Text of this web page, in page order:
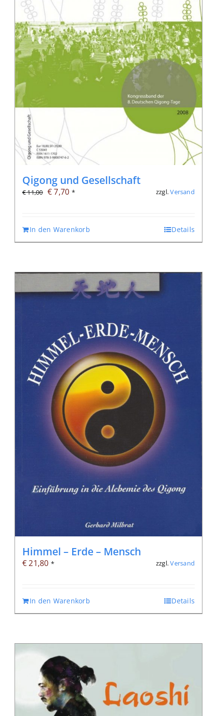
Qigong und Gesellschaft
€11,00 Ursprünglicher
€ 11,00
€7,70Aktueller
€ 7,70.
* zzgl.Versand
In den Warenkorb Details
Himmel – Erde – Mensch
€21,80 * zzgl.Versand
In den Warenkorb Details